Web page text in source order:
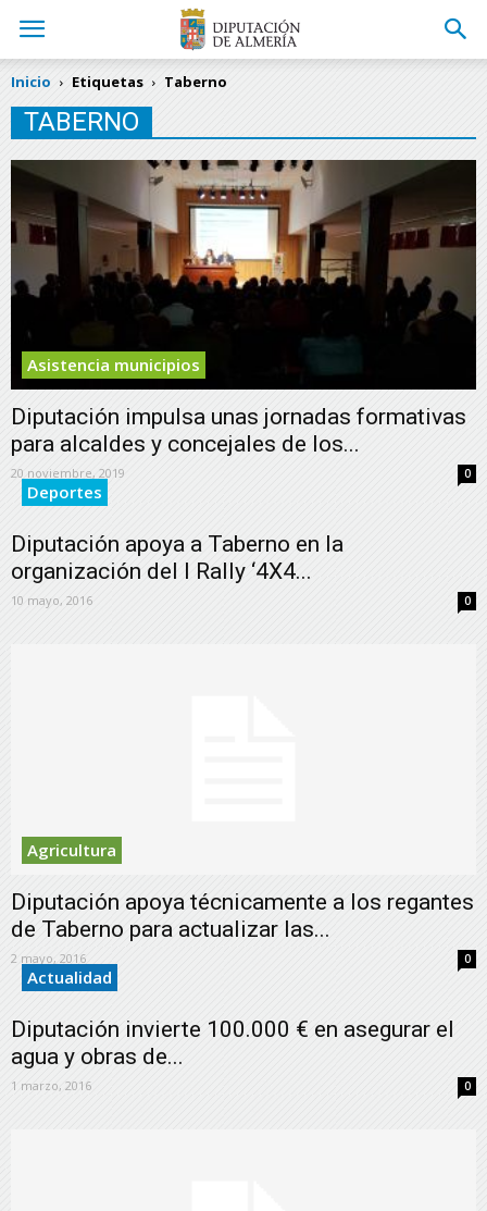
Inicio Etiquetas Taberno
TABERNO
Asistencia municipios
Diputación impulsa unas jornadas formativas
para alcaldes y concejales de los...
20 noviembre, 2019 0
Deportes
Diputación apoya a Taberno en la
organización del I Rally ‘4X4...
10 mayo, 2016 0
Agricultura
Diputación apoya técnicamente a los regantes
de Taberno para actualizar las...
2 mayo, 2016 0
Actualidad
Diputación invierte 100.000 € en asegurar el
agua y obras de...
1 marzo, 2016 0